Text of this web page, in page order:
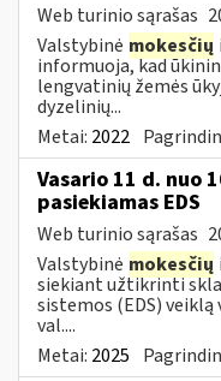
Web turinio sąrašas
Valstybinė mokesčių
informuoja, kad
lengvatinių žemės
dyzelinių...
Metai: 2022
Vasario 11 d. nuo
pasiekiamas EDS
Web turinio sąrašas
Valstybinė mokesčių
siekiant užtikrinti
sistemos (EDS) veiklą
val....
Metai: 2025